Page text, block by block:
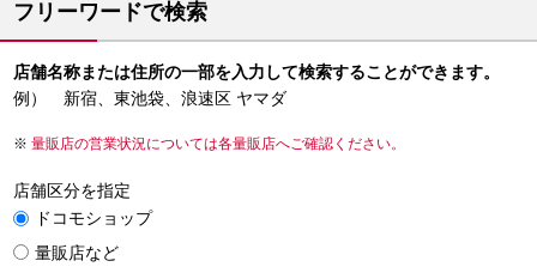
フリーワードで検索
店舗名称または住所の一部を入力して検索することができます。
例） 新宿、東池袋、浪速区 ヤマダ
量販店の営業状況については各量販店へご確認ください。
店舗区分を指定
ドコモショップ
量販店など